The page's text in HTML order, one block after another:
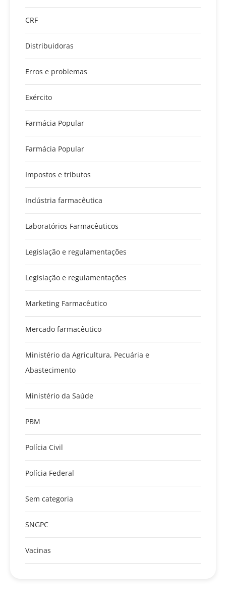
CRF
Distribuidoras
Erros e problemas
Exército
Farmácia Popular
Farmácia Popular
Impostos e tributos
Indústria farmacêutica
Laboratórios Farmacêuticos
Legislação e regulamentações
Legislação e regulamentações
Marketing Farmacêutico
Mercado farmacêutico
Ministério da Agricultura, Pecuária e
Abastecimento
Ministério da Saúde
PBM
Polícia Civil
Polícia Federal
Sem categoria
SNGPC
Vacinas